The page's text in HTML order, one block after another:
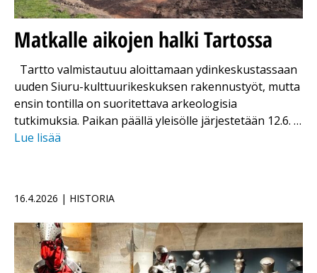
Matkalle aikojen halki Tartossa
Tartto valmistautuu aloittamaan ydinkeskustassaan
uuden Siuru-kulttuurikeskuksen rakennustyöt, mutta
ensin tontilla on suoritettava arkeologisia
tutkimuksia. Paikan päällä yleisölle järjestetään 12.6. …
Lue lisää
16.4.2026 | HISTORIA